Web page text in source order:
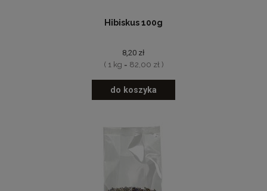
Hibiskus 100g
8,20 zł
( 1 kg = 82,00 zł )
do koszyka